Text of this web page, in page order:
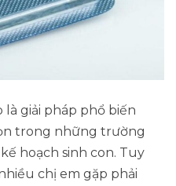
giải pháp phổ biến
trong những trường
hoạch sinh con. Tuy
chị em gặp phải